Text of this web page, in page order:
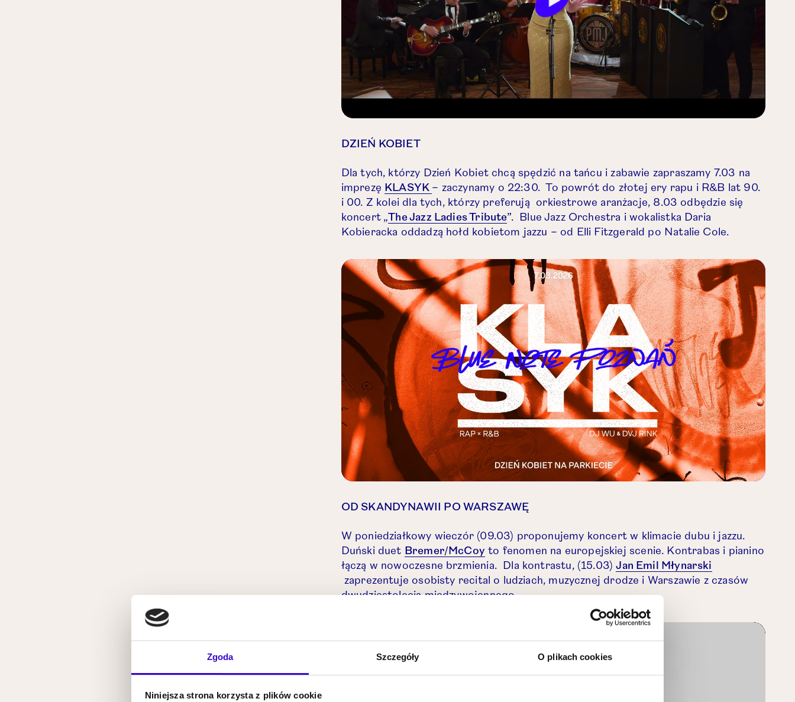
Otwórz link w nowej karcie.
Zgoda Szczegóły O plikach cookies
Niniejsza strona korzysta z plików cookie
Mute Settings
Play
DZIEŃ KOBIET
Dla tych, którzy Dzień Kobiet chcą spędzić na tańcu i zabawie zapraszamy 7.03 na
imprezę KLASYK Otwórz link w nowej karcie.
– zaczynamy o 22:30. To powrót do złotej ery rapu i R&B lat 90.
i 00. Z kolei dla tych, którzy preferują orkiestrowe aranżacje, 8.03 odbędzie się
koncert „ The Jazz Ladies TributeOtwórz link w nowej karcie.
”. Blue Jazz Orchestra i wokalistka Daria
Kobieracka oddadzą hołd kobietom jazzu – od Elli Fitzgerald po Natalie Cole.
OD SKANDYNAWII PO WARSZAWĘ
W poniedziałkowy wieczór (09.03) proponujemy koncert w klimacie dubu i jazzu.
Duński duet Bremer/McCoy Otwórz link w nowej karcie.
to fenomen na europejskiej scenie. Kontrabas i pianino
łączą w nowoczesne brzmienia. Dla kontrastu, (15.03)Jan Emil Młynarski
Otwórz link w nowej karcie.
zaprezentuje osobisty recital o ludziach, muzycznej drodze i Warszawie z czasów
dwudziestolecia międzywojennego.